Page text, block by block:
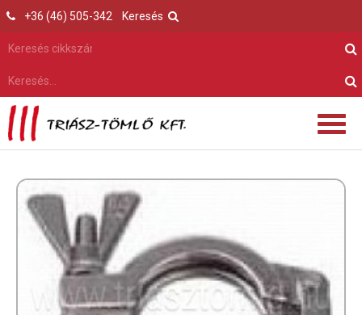
Keresés
+36 (46) 505-342